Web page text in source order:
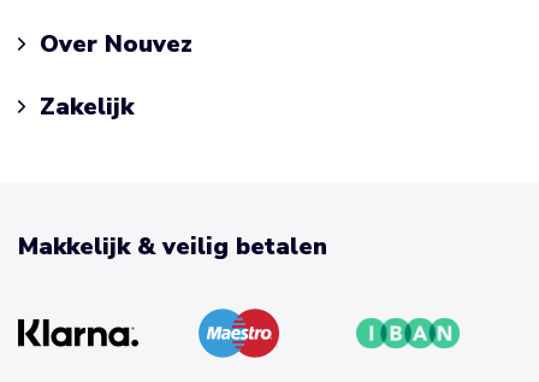
Over Nouvez
Zakelijk
Makkelijk & veilig betalen